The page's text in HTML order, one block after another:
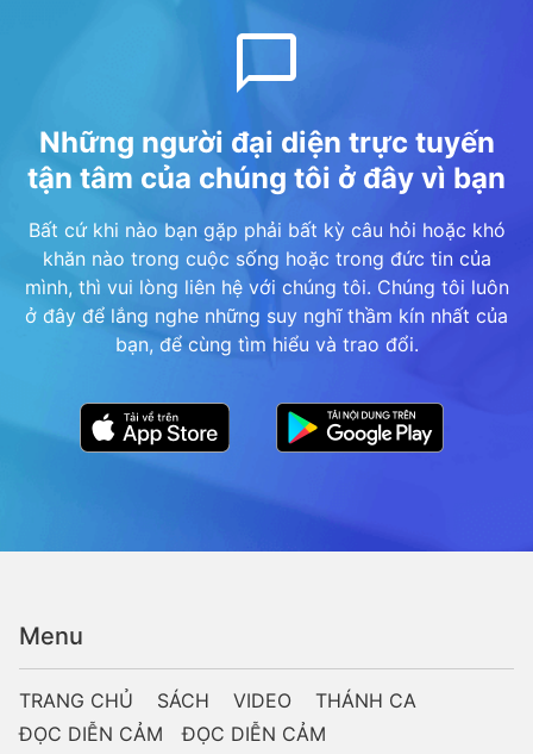
Những người đại diện trực tuyến
tận tâm của chúng tôi ở đây vì bạn
Bất cứ khi nào bạn gặp phải bất kỳ câu hỏi hoặc khó
khăn nào trong cuộc sống hoặc trong đức tin của
mình, thì vui lòng liên hệ với chúng tôi. Chúng tôi luôn
ở đây để lắng nghe những suy nghĩ thầm kín nhất của
bạn, để cùng tìm hiểu và trao đổi.
Menu
TRANG CHỦ SÁCH VIDEO
THÁNH CA
ĐỌC DIỄN CẢM
ĐỌC DIỄN CẢM